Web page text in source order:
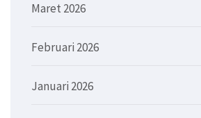
Maret 2026
Februari 2026
Januari 2026